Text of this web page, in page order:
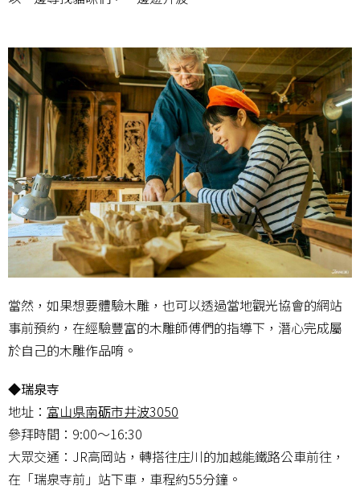
當然，如果想要體驗木雕，也可以透過當地觀光協會的網站
事前預約，在經驗豐富的木雕師傅們的指導下，潛心完成屬
於自己的木雕作品唷。
◆瑞泉寺
地址： 富山県南砺市井波3050
參拜時間：9:00〜16:30
大眾交通：JR高岡站，轉搭往庄川的加越能鐵路公車前往，
在「瑞泉寺前」站下車，車程約55分鐘。